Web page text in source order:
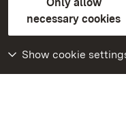
necessary cookies
Show cookie
Contact usFAQ
Declaration on barrier-
BITV-konform (geprüfte